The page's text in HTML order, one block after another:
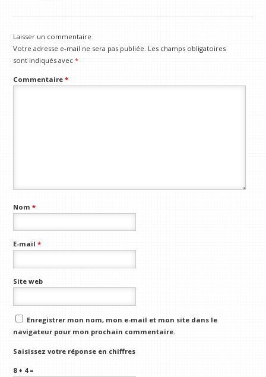
Laisser un commentaire
Votre adresse e-mail ne sera pas publiée. Les champs obligatoires
sont indiqués avec*
Commentaire*
Nom*
E-mail*
Site web
Enregistrer mon nom, mon e-mail et mon site dans le
navigateur pour mon prochain commentaire.
Saisissez votre réponse en chiffres
8 + 4 =